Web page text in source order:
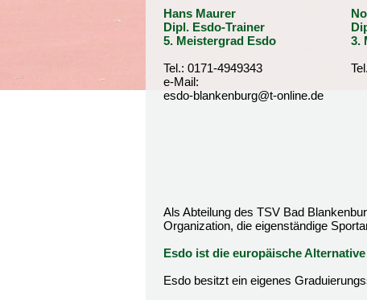
Hans Maurer
Dipl. Esdo-Trainer
5. Meistergrad Esdo
Tel.: 0171-4949343
e-Mail:
esdo-blankenburg@t-online.de
3.
Als Abteilung des TSV Bad
Organization, die eigenständige
Esdo ist die europäische
Esdo besitzt ein eigenes